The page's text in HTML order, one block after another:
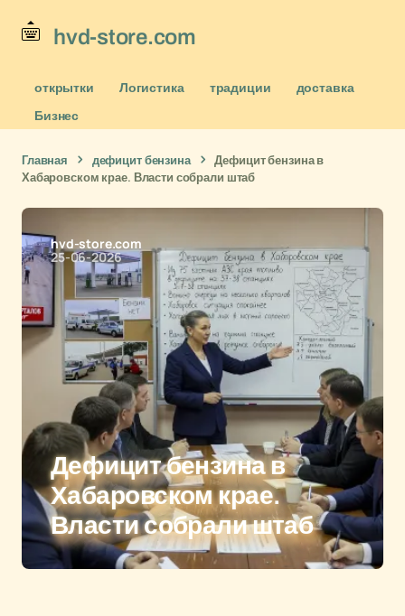
hvd-store.com
открытки Логистика традиции
доставка
Бизнес
Главная дефицит бензина
Дефицит бензина в
Хабаровском крае. Власти собрали штаб
hvd-store.com
25-06-2026
Дефицит бензина в
Хабаровском крае.
Власти собрали штаб